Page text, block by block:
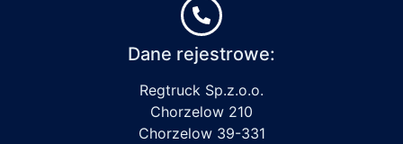
Dane rejestrowe:
Regtruck Sp.z.o.o.
Chorzelow 210
Chorzelow 39-331